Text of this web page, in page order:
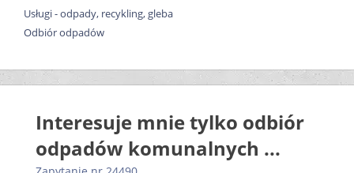
Usługi - odpady, recykling, gleba
Odbiór odpadów
Interesuje mnie tylko odbiór
odpadów komunalnych ...